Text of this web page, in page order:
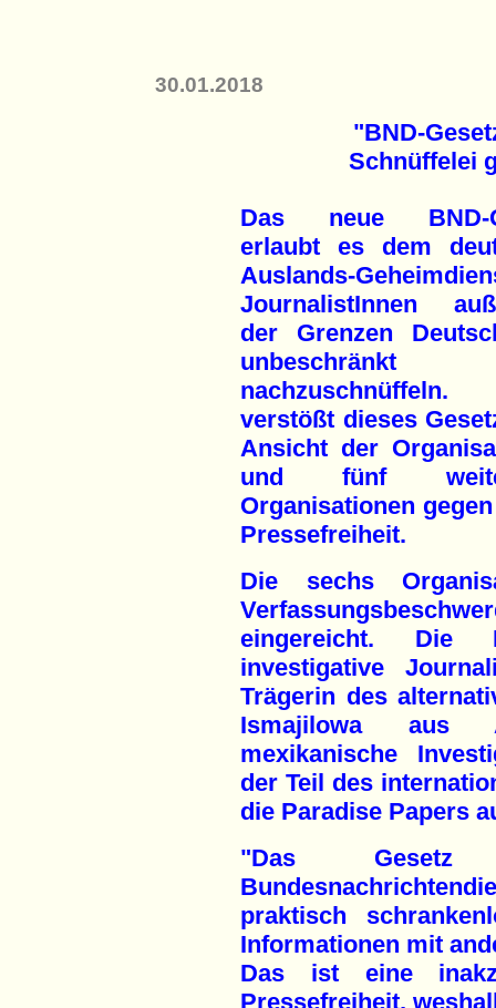
30.01.2018
"BND-
Schnüffelei
Das neue BND-
erlaubt es dem
Auslands-
JournalistInnen
der Grenzen
unbeschränkt
nachzuschnüffeln.
verstößt dieses
Ansicht der
und fünf
Organisationen
Pressefreiheit.
Die sechs
eingereicht. Die
investigative
Trägerin des
Ismajilowa aus
mexikanische
der Teil des
die Paradise Papers
"Das
praktisch
Informationen mit
Das ist eine
Pressefreiheit,